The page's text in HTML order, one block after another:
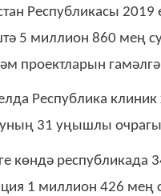
Республикасы
5 миллион 860 мең
проектларын
Республика клиник
31 уңышлы очрагы
көндә республикада
1 миллион 426 мең